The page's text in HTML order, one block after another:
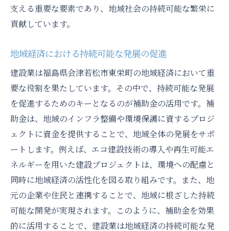
支える重要な要素であり、地域社会の持続可能な繁栄に
貢献しています。
地域経済における持続可能な発展の促進
建設業は福島県会津若松市東栄町の地域経済において重
要な役割を果たしています。その中で、持続可能な発展
を促進するためのキーとなるのが補助金の活用です。補
助金は、地域のインフラ整備や環境保護に資するプロジ
ェクトに資金を提供することで、地域全体の発展をサポ
ートします。例えば、エコ建設技術の導入や再生可能エ
ネルギーを用いた建設プロジェクトは、環境への配慮と
同時に地域経済の活性化を図る取り組みです。また、地
元の企業や住民と連携することで、地域に根ざした持続
可能な開発が実現されます。このように、補助金を効果
的に活用することで、建設業は地域経済の持続可能な発